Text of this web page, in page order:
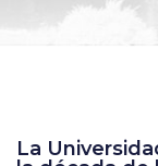
La